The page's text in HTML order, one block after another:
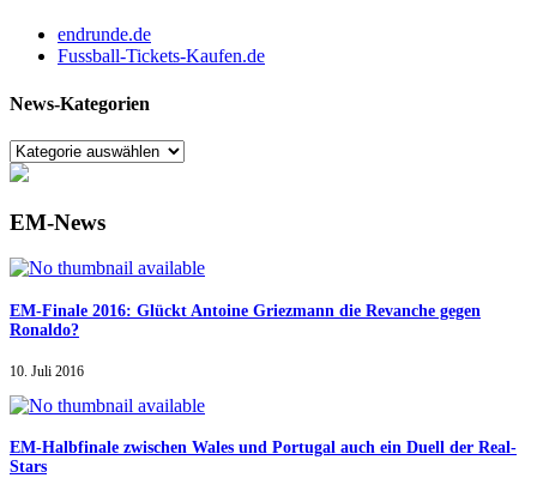
endrunde.de
Fussball-Tickets-Kaufen.de
News-Kategorien
EM-News
EM-Finale 2016: Glückt Antoine Griezmann die Revanche gegen
Ronaldo?
10. Juli 2016
EM-Halbfinale zwischen Wales und Portugal auch ein Duell der Real-
Stars